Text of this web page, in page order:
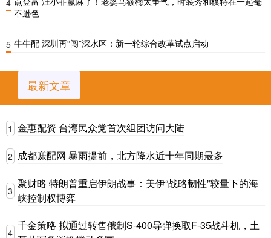
不逊色
5 牛牛配 深圳再“闯”深水区：新一轮综合改革试点启动
最新文章
1 金惠配资 台湾民众党首次组团访问大陆
2 成都赚配网 暴雨提前，北方降水近十年同期最多
3
聚财略 特朗普重启伊朗战事：美伊“战略韧性”较量下的海
峡控制权博弈
4
千金策略 拟通过转售俄制S-400导弹换取F-35战斗机，土